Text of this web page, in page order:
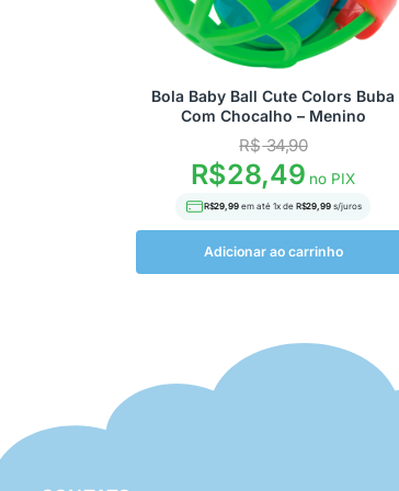
Bola Baby Ball Cute Colors Buba
Com Chocalho – Menino
R$34,90
R$28,49 no PIX
R$29,99 em até1x deR$29,99 s/juros
Adicionar ao carrinho